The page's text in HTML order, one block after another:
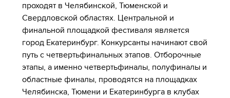
проходят в Челябинской, Тюменской и
Свердловской областях. Центральной и
финальной площадкой фестиваля является
город Екатеринбург. Конкурсанты начинают свой
путь с четвертьфинальных этапов. Отборочные
этапы, а именно четвертьфиналы, полуфиналы и
областные финалы, проводятся на площадках
Челябинска, Тюмени и Екатеринбурга в клубах